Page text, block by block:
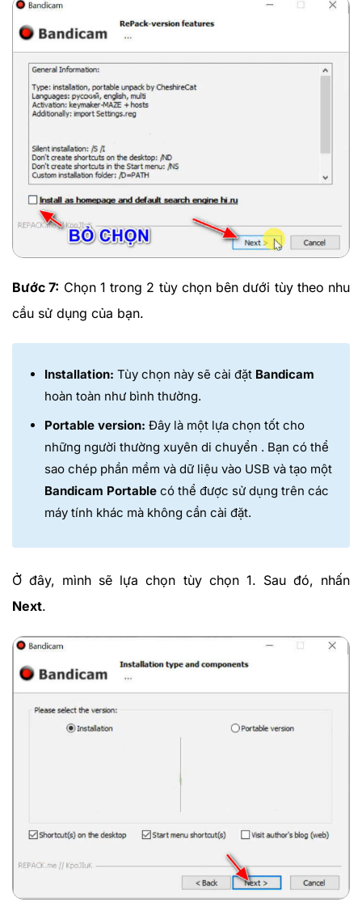
Bước 7: Chọn 1 trong 2 tùy chọn bên dưới tùy theo nhu
cầu sử dụng của bạn.
Installation: Tùy chọn này sẽ cài đặt Bandicam
hoàn toàn như bình thường.
Portable version: Đây là một lựa chọn tốt cho
những người thường xuyên di chuyển . Bạn có thể
sao chép phần mềm và dữ liệu vào USB và tạo một
Bandicam Portablecó thể được sử dụng trên các
máy tính khác mà không cần cài đặt.
Ở đây, mình sẽ lựa chọn tùy chọn 1. Sau đó, nhấn
Next.